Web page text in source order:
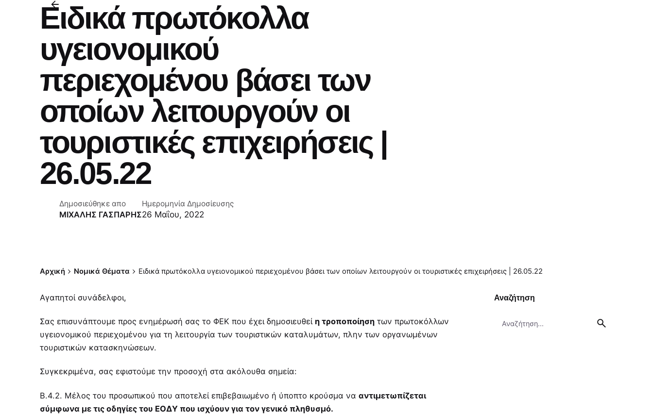
Ειδικά πρωτόκολλα
υγειονομικού
περιεχομένου βάσει των
οποίων λειτουργούν οι
τουριστικές επιχειρήσεις |
26.05.22
Δημοσιεύθηκε απο
ΜΙΧΑΛΗΣ ΓΑΣΠΑΡΗΣ
Ημερομηνία Δημοσίευσης
26 Μαΐου, 2022
Αρχική Νομικά Θέματα Ειδικά πρωτόκολλα υγειονομικού περιεχομένου βάσει των οποίων λειτουργούν οι τουριστικές επιχειρήσεις | 26.05.22
Αγαπητοί συνάδελφοι,
Σας επισυνάπτουμε προς ενημέρωσή σας το ΦΕΚ που έχει δημοσιευθεί η τροποποίηση των πρωτοκόλλων
υγειονομικού περιεχομένου για τη λειτουργία των τουριστικών καταλυμάτων, πλην των οργανωμένων
τουριστικών κατασκηνώσεων.
Συγκεκριμένα, σας εφιστούμε την προσοχή στα ακόλουθα σημεία:
Β.4.2. Μέλος του προσωπικού που αποτελεί επιβεβαιωμένο ή ύποπτο κρούσμα να αντιμετωπίζεται
σύμφωνα με τις οδηγίες του ΕΟΔΥ που ισχύουν για τον γενικό πληθυσμό.
Αναζήτηση
for